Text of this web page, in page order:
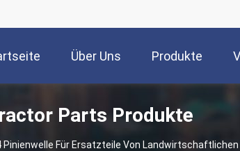
Über Uns Produkte
Parts Produkte
Pinienwelle Für Ersatzteile Von